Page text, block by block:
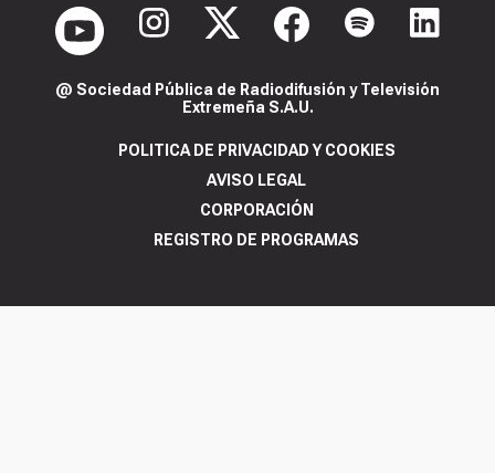
@ Sociedad Pública de Radiodifusión y Televisión
Extremeña S.A.U.
POLITICA DE PRIVACIDAD Y COOKIES
AVISO LEGAL
CORPORACIÓN
REGISTRO DE PROGRAMAS